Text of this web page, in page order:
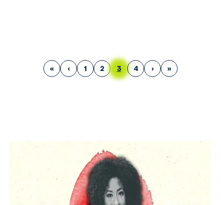
Erste Seite
« Vorherige Seite
‹ Page
1 Page
2 Aktuelle Seite
3 Page
4 Nächste Seite
› Letzte Seite
»